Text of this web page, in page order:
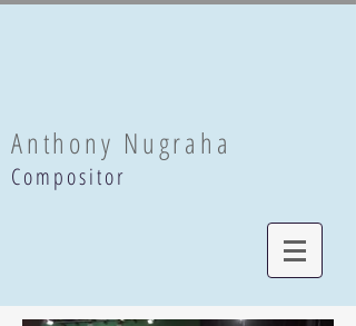
Anthony Nugraha
Compositor